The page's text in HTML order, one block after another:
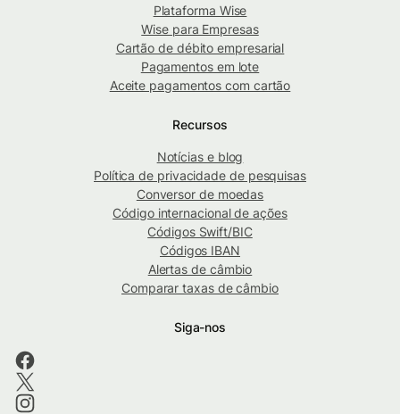
Plataforma Wise
Wise para Empresas
Cartão de débito empresarial
Pagamentos em lote
Aceite pagamentos com cartão
Recursos
Notícias e blog
Política de privacidade de pesquisas
Conversor de moedas
Código internacional de ações
Códigos Swift/BIC
Códigos IBAN
Alertas de câmbio
Comparar taxas de câmbio
Siga-nos